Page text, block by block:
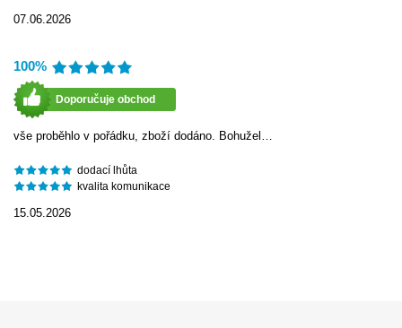
07.06.2026
100%
Doporučuje obchod
vše proběhlo v pořádku, zboží dodáno. Bohužel…
dodací lhůta
kvalita komunikace
15.05.2026